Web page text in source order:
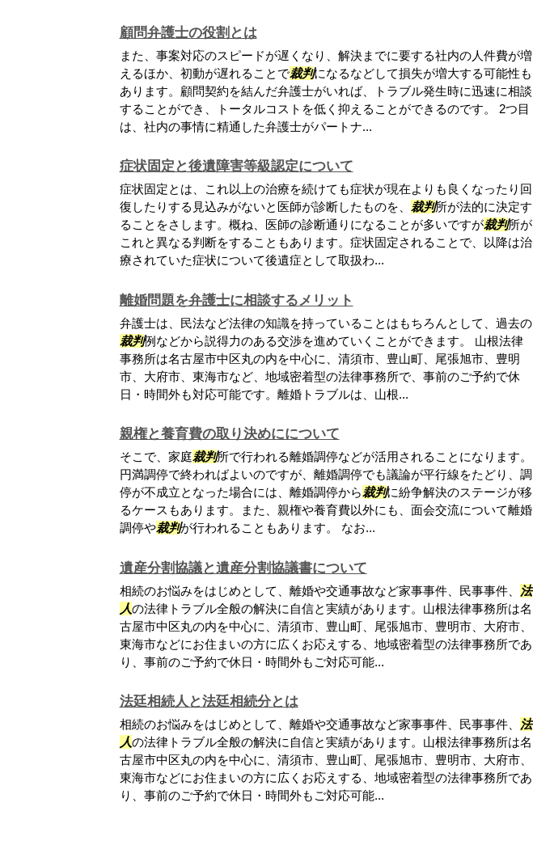
顧問弁護士の役割とは
また、事案対応のスピードが遅くなり、解決までに要する社内の人件費が増
えるほか、初動が遅れることで裁判になるなどして損失が増大する可能性も
あります。顧問契約を結んだ弁護士がいれば、トラブル発生時に迅速に相談
することができ、トータルコストを低く抑えることができるのです。 2つ目
は、社内の事情に精通した弁護士がパートナ...
症状固定と後遺障害等級認定について
症状固定とは、これ以上の治療を続けても症状が現在よりも良くなったり回
復したりする見込みがないと医師が診断したものを、 裁判所が法的に決定す
ることをさします。概ね、医師の診断通りになることが多いですが裁判所が
これと異なる判断をすることもあります。症状固定されることで、以降は治
療されていた症状について後遺症として取扱わ...
離婚問題を弁護士に相談するメリット
弁護士は、民法など法律の知識を持っていることはもちろんとして、過去の
裁判例などから説得力のある交渉を進めていくことができます。 山根法律
事務所は名古屋市中区丸の内を中心に、清須市、豊山町、尾張旭市、豊明
市、大府市、東海市など、地域密着型の法律事務所で、事前のご予約で休
日・時間外も対応可能です。離婚トラブルは、山根...
親権と養育費の取り決めにについて
そこで、家庭裁判所で行われる離婚調停などが活用されることになります。
円満調停で終わればよいのですが、離婚調停でも議論が平行線をたどり、調
停が不成立となった場合には、離婚調停から裁判に紛争解決のステージが移
るケースもあります。また、親権や養育費以外にも、面会交流について離婚
調停や裁判が行われることもあります。 なお...
遺産分割協議と遺産分割協議書について
相続のお悩みをはじめとして、離婚や交通事故など家事事件、民事事件、
法
人の法律トラブル全般の解決に自信と実績があります。山根法律事務所は名
古屋市中区丸の内を中心に、清須市、豊山町、尾張旭市、豊明市、大府市、
東海市などにお住まいの方に広くお応えする、地域密着型の法律事務所であ
り、事前のご予約で休日・時間外もご対応可能...
法廷相続人と法廷相続分とは
相続のお悩みをはじめとして、離婚や交通事故など家事事件、民事事件、
法
人の法律トラブル全般の解決に自信と実績があります。山根法律事務所は名
古屋市中区丸の内を中心に、清須市、豊山町、尾張旭市、豊明市、大府市、
東海市などにお住まいの方に広くお応えする、地域密着型の法律事務所であ
り、事前のご予約で休日・時間外もご対応可能...